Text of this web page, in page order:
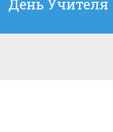
запись:
День Учителя